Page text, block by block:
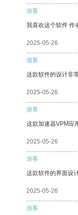
游客
我喜欢这个软件 作
2025-05-26
游客
这款软件的设计非
2025-05-26
游客
这款加速器VPM应
2025-05-26
游客
这款软件的界面设
2025-05-26
游客